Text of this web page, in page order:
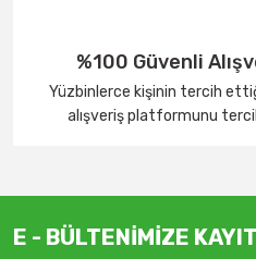
%100 Güvenli
Yüzbinlerce kişinin tercih
alışveriş platformunu
E - BÜLTENİMİZE